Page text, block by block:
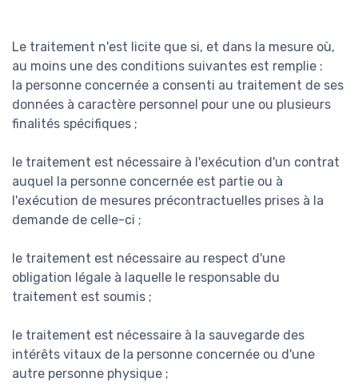
Le traitement n'est licite que si, et dans la mesure où,
au moins une des conditions suivantes est remplie :
la personne concernée a consenti au traitement de ses
données à caractère personnel pour une ou plusieurs
finalités spécifiques ;
le traitement est nécessaire à l'exécution d'un contrat
auquel la personne concernée est partie ou à
l'exécution de mesures précontractuelles prises à la
demande de celle-ci ;
le traitement est nécessaire au respect d'une
obligation légale à laquelle le responsable du
traitement est soumis ;
le traitement est nécessaire à la sauvegarde des
intérêts vitaux de la personne concernée ou d'une
autre personne physique ;